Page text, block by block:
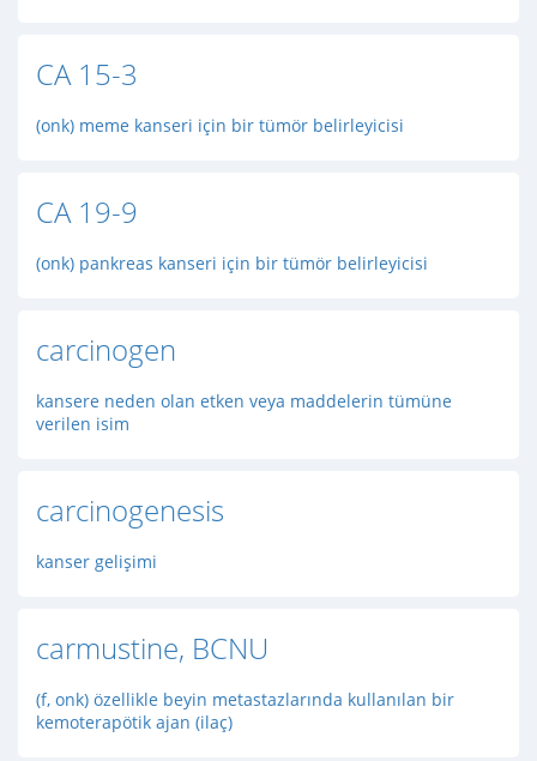
CA 15-3
(onk) meme kanseri için bir tümör belirleyicisi
CA 19-9
(onk) pankreas kanseri için bir tümör belirleyicisi
carcinogen
kansere neden olan etken veya maddelerin tümüne
verilen isim
carcinogenesis
kanser gelişimi
carmustine, BCNU
(f, onk) özellikle beyin metastazlarında kullanılan bir
kemoterapötik ajan (ilaç)